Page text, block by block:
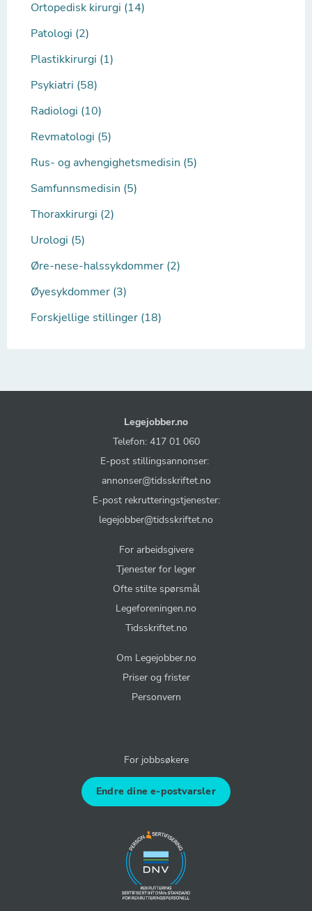
Ortopedisk kirurgi (14)
Patologi (2)
Plastikkirurgi (1)
Psykiatri (58)
Radiologi (10)
Revmatologi (5)
Rus- og avhengighetsmedisin (5)
Samfunnsmedisin (5)
Thoraxkirurgi (2)
Urologi (5)
Øre-nese-halssykdommer (2)
Øyesykdommer (3)
Forskjellige stillinger (18)
Legejobber.no
Telefon: 417 01 060
E-post stillingsannonser:
annonser@tidsskriftet.no
E-post rekrutteringstjenester:
legejobber@tidsskriftet.no
For arbeidsgivere
Tjenester for leger
Ofte stilte spørsmål
Legeforeningen.no
Tidsskriftet.no
Om Legejobber.no
Priser og frister
Personvern
For jobbsøkere
Endre dine e-postvarsler